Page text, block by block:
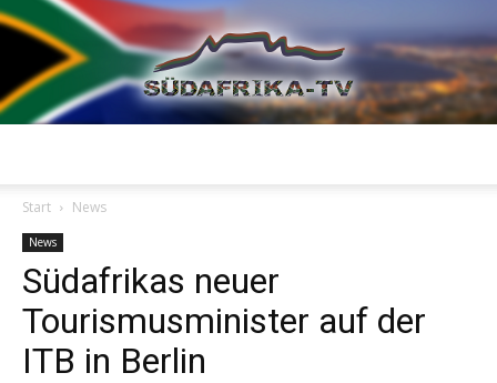
TV
Start News
News
Südafrikas neuer
Tourismusminister auf der
ITB in Berlin